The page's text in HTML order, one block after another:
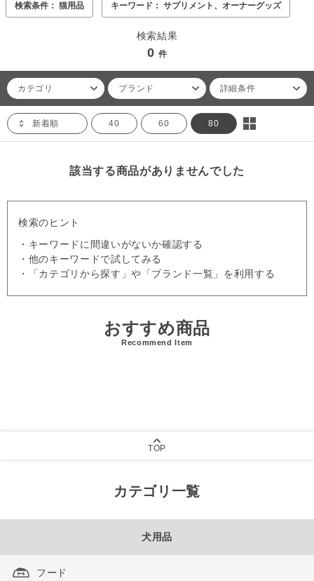
検索条件： 猫用品 キーワード： サプリメント、オーナーグッズ
検索結果
0 件
カテゴリ ブランド 詳細条件
新着順 40 60 80
該当する商品がありませんでした
検索のヒント
・キーワードに間違いがないか確認する
・他のキーワードで試してみる
・「カテゴリから探す」や「ブランド一覧」を利用する
おすすめ商品
Recommend Item
TOP
カテゴリ一覧
犬用品
フード